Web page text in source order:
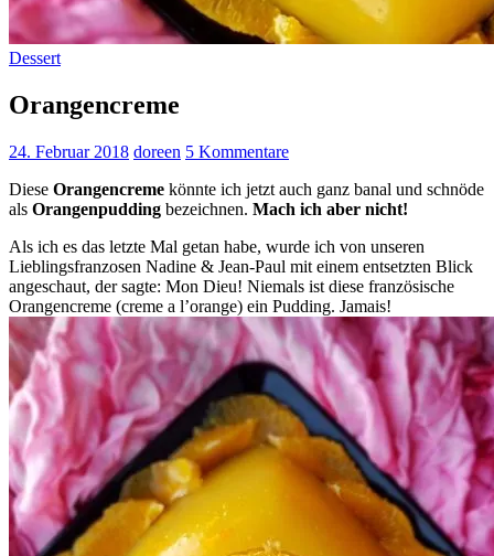
Dessert
Orangencreme
24. Februar 2018 doreen 5 Kommentare
Diese Orangencreme könnte ich jetzt auch ganz banal und schnöde
als Orangenpudding bezeichnen. Mach ich aber nicht!
Als ich es das letzte Mal getan habe, wurde ich von unseren
Lieblingsfranzosen Nadine & Jean-Paul mit einem entsetzten Blick
angeschaut, der sagte: Mon Dieu! Niemals ist diese französische
Orangencreme (creme a l’orange) ein Pudding. Jamais!